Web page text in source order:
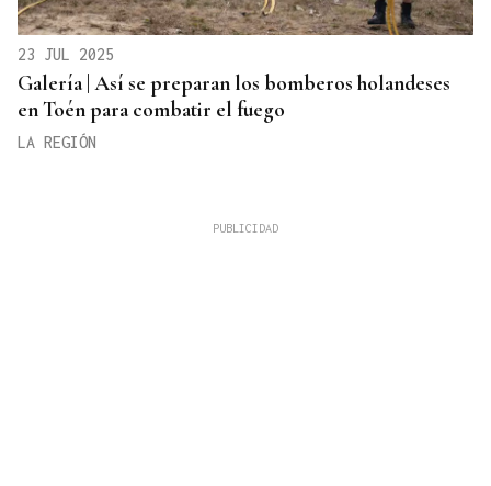
23 JUL 2025
Galería | Así se preparan los bomberos holandeses
en Toén para combatir el fuego
LA REGIÓN